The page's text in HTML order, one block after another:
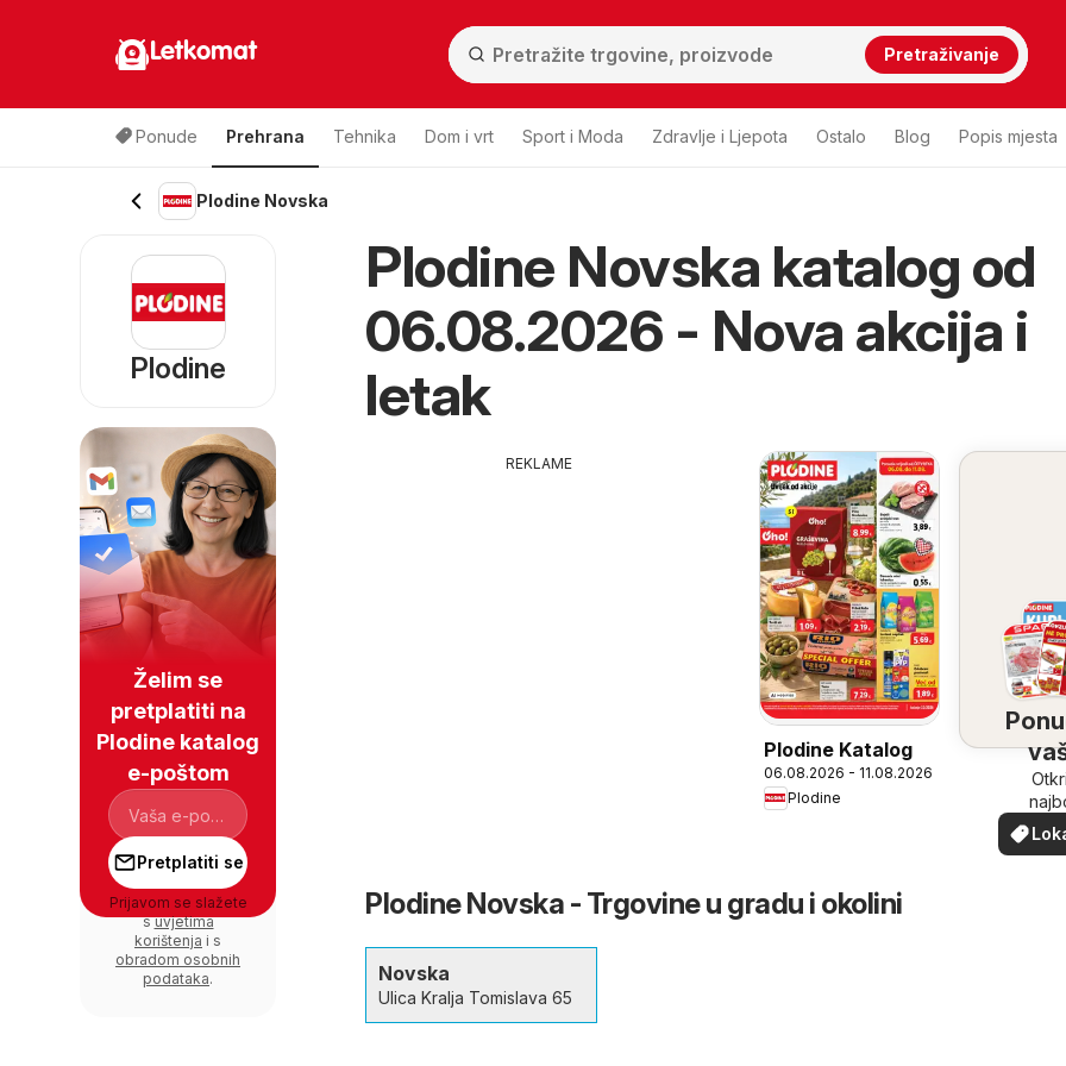
Letkomat Pretraživanje
Ponude Prehrana Tehnika Dom i vrt Sport i Moda Zdravlje i Ljepota Ostalo Blog Popis mjesta
Plodine Novska
Plodine Novska katalog od
06.08.2026 - Nova akcija i
letak
REKLAME
Plodine Katalog
06.08.2026 - 11.08.2026
Plodine
vašoj
Plodine Novska - Trgovine u gradu i okolini
Novska
Ulica Kralja Tomislava 65
Plodine
Želim se
pretplatiti na
Plodine katalog
e-poštom
Pretplatiti se
Prijavom se slažete
suvjetima
korištenja i s
obradom osobnih
podataka.